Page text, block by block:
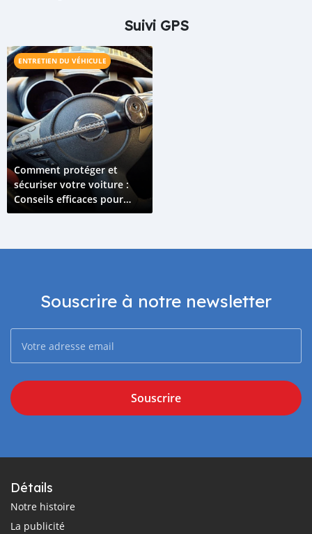
Suivi GPS
ENTRETIEN DU VÉHICULE
Comment protéger et
sécuriser votre voiture :
Conseils efficaces pour
prévenir le vol
Souscrire à notre newsletter
Souscrire
Détails
Notre histoire
La publicité